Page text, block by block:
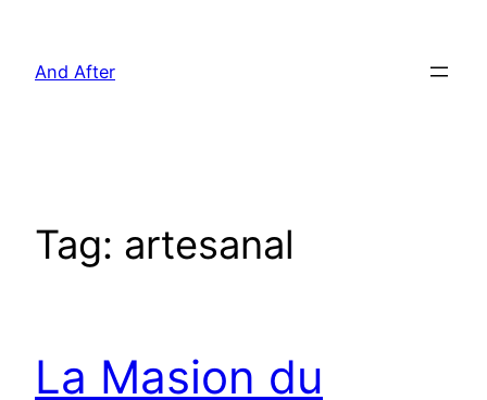
And After
Tag: artesanal
La Masion du